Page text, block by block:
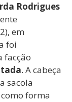
Rodrigues
em
foi
facção
. A cabeça
sacola
forma